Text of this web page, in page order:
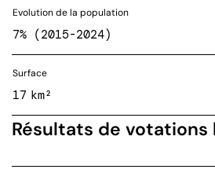
Evolution de la population
7% (2015-2024)
Surface
17 km²
Résultats de votations